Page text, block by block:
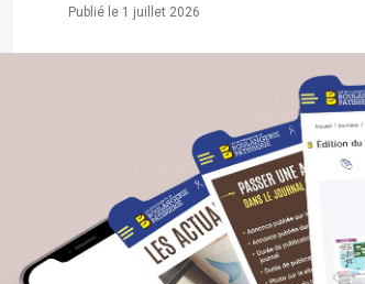
Publié le 1 juillet 2026